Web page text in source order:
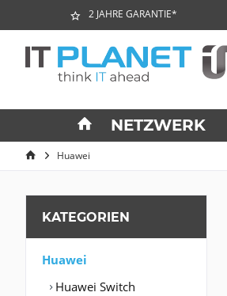
2 JAHRE GARANTIE*
NETZWERK
Huawei
KATEGORIEN
Huawei
Huawei Switch